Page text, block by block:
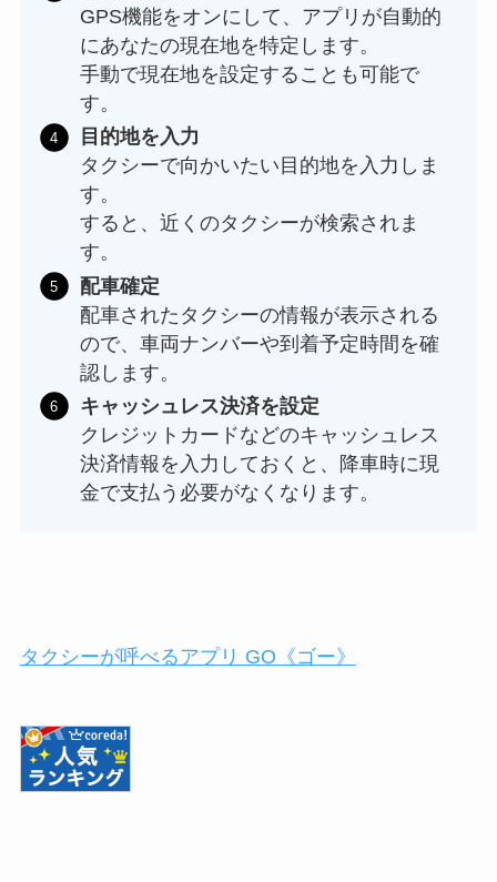
GPS機能をオンにして、アプリが自動的
にあなたの現在地を特定します。
手動で現在地を設定することも可能で
す。
目的地を入力
タクシーで向かいたい目的地を入力しま
す。
すると、近くのタクシーが検索されま
す。
配車確定
配車されたタクシーの情報が表示される
ので、車両ナンバーや到着予定時間を確
認します。
キャッシュレス決済を設定
クレジットカードなどのキャッシュレス
決済情報を入力しておくと、降車時に現
金で支払う必要がなくなります。
タクシーが呼べるアプリ GO《ゴー》